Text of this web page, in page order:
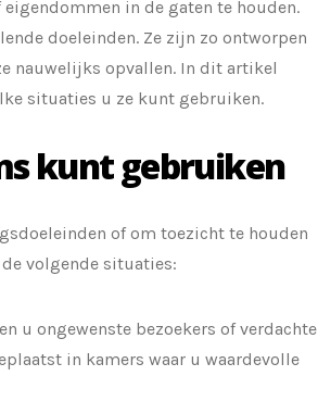
in de gaten te houden.
doeleinden. Ze zijn zo ontworpen
nauwelijks opvallen. In dit artikel
situaties u ze kunt gebruiken.
kunt gebruiken
of om toezicht te houden
volgende situaties:
u ongewenste bezoekers of verdachte
in kamers waar u waardevolle